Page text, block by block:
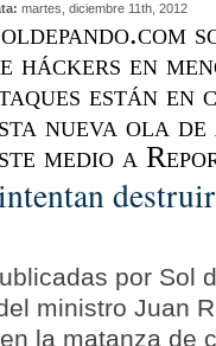
martes, diciembre 11th, 2012
háckers en
están en
nueva ola
medio a
por Sol
ministro Juan
la matanza de